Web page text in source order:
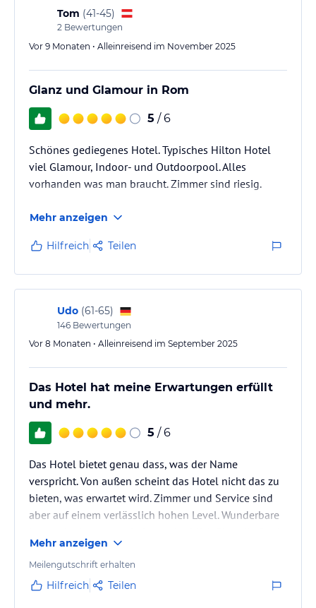
Tom (41-45)
2 Bewertungen
Vor 9 Monaten • Alleinreisend im November 2025
Glanz und Glamour in Rom
5 / 6
Schönes gediegenes Hotel. Typisches Hilton Hotel
viel Glamour, Indoor- und Outdoorpool. Alles
vorhanden was man braucht. Zimmer sind riesig.
Mehr anzeigen
Hilfreich Teilen
Udo (61-65)
146 Bewertungen
Vor 8 Monaten • Alleinreisend im September 2025
Das Hotel hat meine Erwartungen erfüllt
und mehr.
5 / 6
Das Hotel bietet genau dass, was der Name
verspricht. Von außen scheint das Hotel nicht das zu
bieten, was erwartet wird. Zimmer und Service sind
aber auf einem verlässlich hohen Level. Wunderbare
Mehr anzeigen
Meilengutschrift erhalten
Hilfreich Teilen